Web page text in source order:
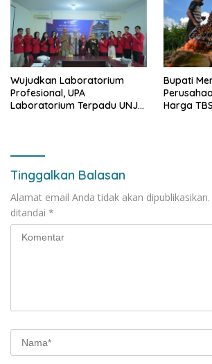
Wujudkan Laboratorium
Profesional, UPA
Laboratorium Terpadu UNJA
Bupati
Harga
Tinggalkan Balasan
Alamat email Anda tidak akan dipublikasikan.
ditandai *